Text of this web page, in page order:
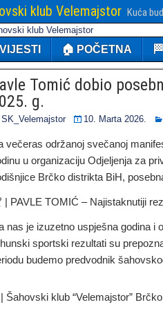
klub Velemajstor Kuća
🏠 POČETNA
Tomić dobio
g.
SK_Velemajstor 10. Marta 2026.
večeras održanoj svečanoj
u organizaciju Odjeljenja za
Brčko distrikta BiH,
| PAVLE TOMIĆ – Najistaknutiji
nas je izuzetno uspješna godina i
sportski rezultati su
budemo predvodnik
Šahovski klub “Velemajstor”